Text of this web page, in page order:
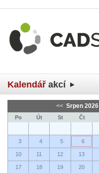
Kalendář akcí
<< Srpen 2026
Po Út St Čt
3 4 5 6
10 11 12 13
17 18 19 20